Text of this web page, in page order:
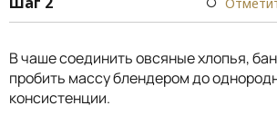
В чаше соединить овсяные хлопья,
пробить массу блендером до
консистенции.